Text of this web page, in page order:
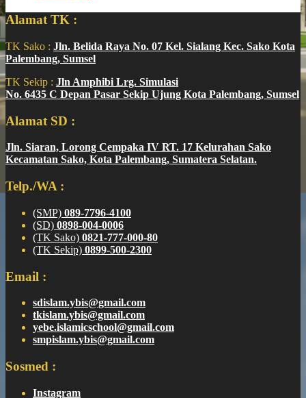
Alamat TK :
TK Sako : Jln. Belida Raya No. 07 Kel. Sialang Kec. Sako Kota
Palembang, Sumsel
TK Sekip : Jln Amphibi Lrg. Simulasi
No. 6435 C Depan Pasar Sekip Ujung Kota Palembang, Sumsel
Alamat SD :
Jln. Siaran, Lorong Cempaka IV RT. 17 Kelurahan Sako
Kecamatan Sako, Kota Palembang, Sumatera Selatan.
Telp./WA :
(SMP) 089-7796-4100
(SD) 0898-004-0006
(TK Sako) 0821-777-000-80
(TK Sekip) 0899-500-2300
Email :
sdislam.ybis@gmail.com
tkislam.ybis@gmail.com
yebe.islamicschool@gmail.com
smpislam.ybis@gmail.com
Sosmed :
Instagram